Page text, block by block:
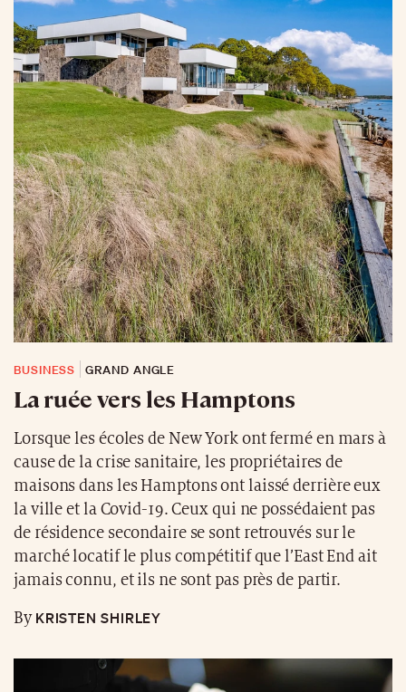
BUSINESS GRAND ANGLE
La ruée vers les Hamptons
Lorsque les écoles de New York ont fermé en mars à
cause de la crise sanitaire, les propriétaires de
maisons dans les Hamptons ont laissé derrière eux
la ville et la Covid-19. Ceux qui ne possédaient pas
de résidence secondaire se sont retrouvés sur le
marché locatif le plus compétitif que l’East End ait
jamais connu, et ils ne sont pas près de partir.
ByKRISTEN SHIRLEY